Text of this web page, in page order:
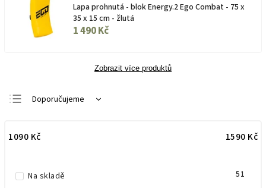
Lapa prohnutá - blok Energy.2 Ego Combat - 75 x
35 x 15 cm - žlutá
1 490 Kč
Zobrazit více produktů
Doporučujeme
Nejdražší
Abecedně
1090 Kč 1590 Kč
Na skladě 51